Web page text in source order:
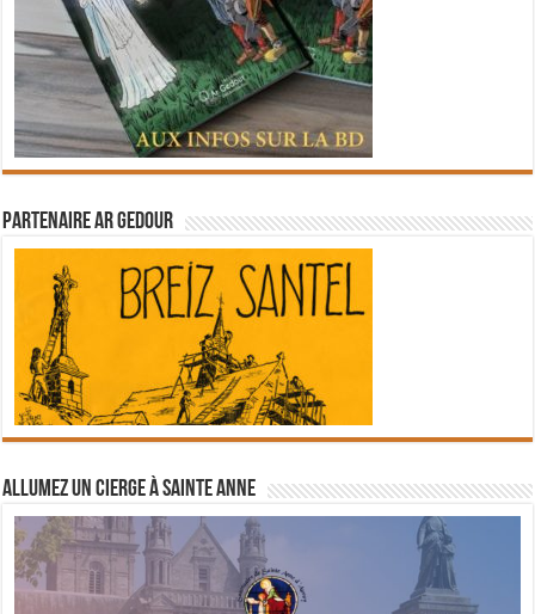
Partenaire Ar Gedour
Allumez un cierge à Sainte Anne